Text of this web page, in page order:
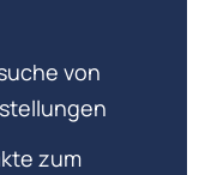
von
zum